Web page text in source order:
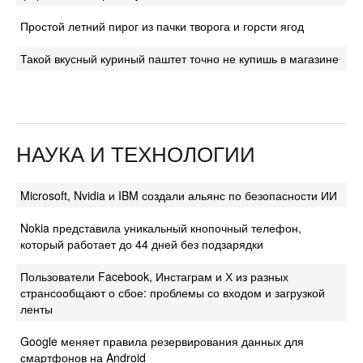
Простой летний пирог из пачки творога и горсти ягод
Такой вкусный куриный паштет точно не купишь в магазине
НАУКА И ТЕХНОЛОГИИ
Microsoft, Nvidia и IBM создали альянс по безопасности ИИ
Nokia представила уникальный кнопочный телефон,
который работает до 44 дней без подзарядки
Пользователи Facebook, Инстаграм и Х из разных
странсообщают о сбое: проблемы со входом и загрузкой
ленты
Google меняет правила резервирования данных для
смартфонов на Android